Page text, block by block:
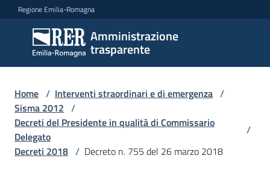
Vai al contenuto
Vai alla navigazione
Vai al footer
Regione Emilia-Romagna
Amministrazione
trasparente
Amministrazione
trasparente
Sottosezioni
Accesso
Home / Interventi straordinari e di emergenza /
Sisma 2012 /
Decreti del Presidente in qualità di Commissario
Delegato
/
Decreti 2018 / Decreto n. 755 del 26 marzo 2018